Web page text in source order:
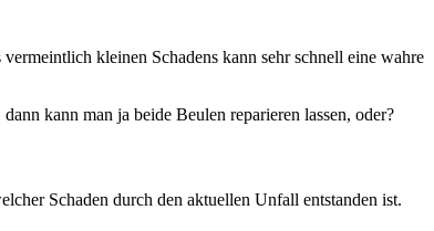
kleinen Schadens kann sehr schnell eine wahre
kann man ja beide Beulen reparieren lassen, oder?
Schaden durch den aktuellen Unfall entstanden ist.